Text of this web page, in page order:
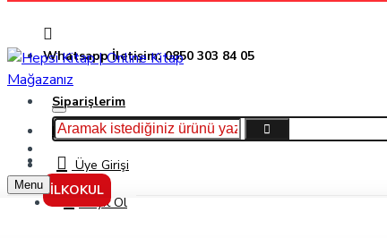
Whatsapp İletişim: 0850 303 84 05
Siparişlerim
Hakkımızda
İletişimÜye Girişi
Kayıt Ol
İLKOKUL
Menu